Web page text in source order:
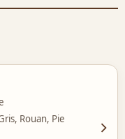
Rouan, Pie